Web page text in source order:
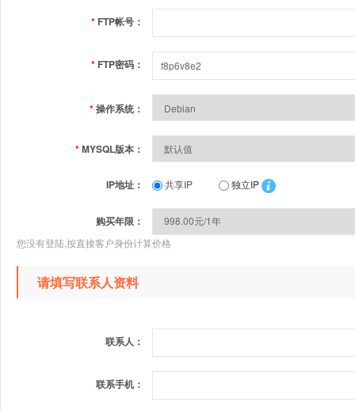
* FTP帐号：
* FTP密码：
*操作系统：
*MYSQL版本：
IP地址： 共享IP 独立IP
购买年限：
您没有登陆,按直接客户身份计算价格
请填写联系人资料
联系人：
联系手机：